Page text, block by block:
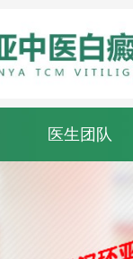
医生团队